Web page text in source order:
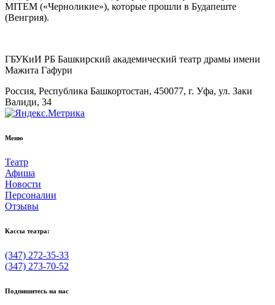
MITEM («Черноликие»), которые прошли в Будапеште
(Венгрия).
ГБУКиИ РБ Башкирский академический театр драмы имени
Мажита Гафури
Россия, Республика Башкортостан, 450077, г. Уфа, ул. Заки
Валиди, 34
Меню
Театр
Афиша
Новости
Персоналии
Отзывы
Кассы театра:
(347) 272-35-33
(347) 273-70-52
Подпишитесь на нас